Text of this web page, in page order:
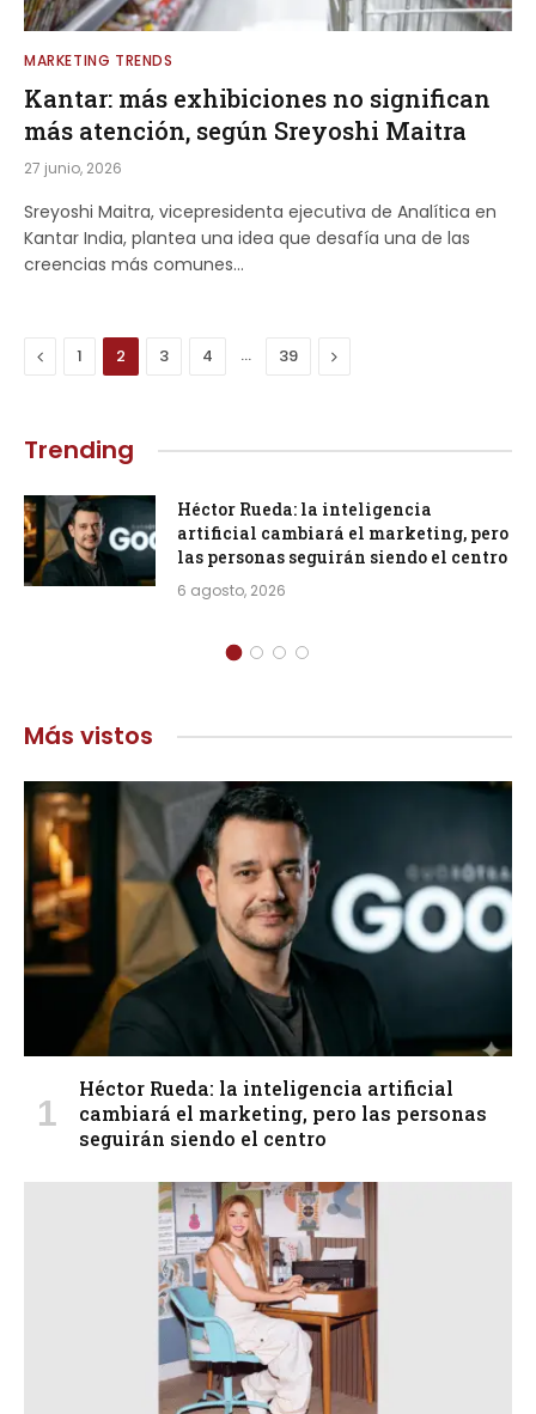
MARKETING TRENDS
Kantar: más exhibiciones no significan
más atención, según Sreyoshi Maitra
27 junio, 2026
Sreyoshi Maitra, vicepresidenta ejecutiva de Analítica en
Kantar India, plantea una idea que desafía una de las
creencias más comunes…
Previous
1 2 3 4 … 39 Next
Trending
Héctor Rueda: la inteligencia
artificial cambiará el marketing, pero
las personas seguirán siendo el centro
6 agosto, 2026
Más vistos
Héctor Rueda: la inteligencia artificial
cambiará el marketing, pero las personas
seguirán siendo el centro